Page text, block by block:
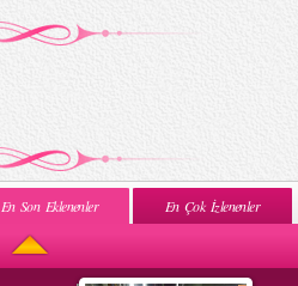
En Son Eklenenler En Çok İzlenenler